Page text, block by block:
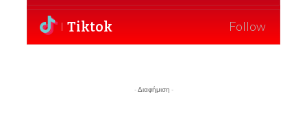
Tiktok Follow
- Διαφήμιση -